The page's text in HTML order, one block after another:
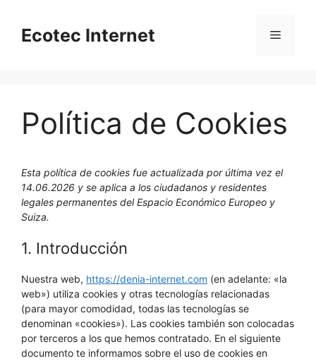
contenido
Ecotec Internet Menú
Política de Cookies
Esta política de cookies fue actualizada por última vez el
14.06.2026 y se aplica a los ciudadanos y residentes
legales permanentes del Espacio Económico Europeo y
Suiza.
1. Introducción
Nuestra web, https://denia-internet.com (en adelante: «la
web») utiliza cookies y otras tecnologías relacionadas
(para mayor comodidad, todas las tecnologías se
denominan «cookies»). Las cookies también son colocadas
por terceros a los que hemos contratado. En el siguiente
documento te informamos sobre el uso de cookies en